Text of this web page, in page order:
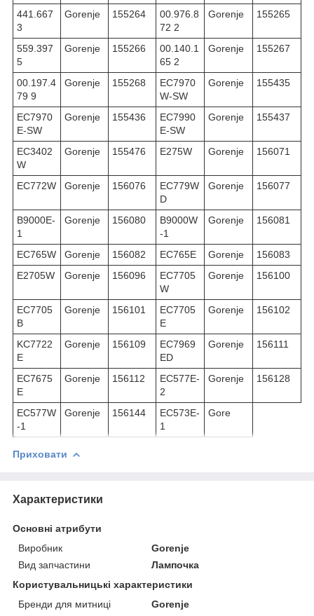
441.667
3
Gorenje 155264
00.976.8
72 2
Gorenje 155265
559.397
5
Gorenje 155266
00.140.1
65 2
Gorenje 155267
00.197.4
79 9
Gorenje 155268
EC7970
W-SW
Gorenje 155435
EC7970
E-SW
Gorenje 155436
EC7990
E-SW
Gorenje 155437
EC3402
W
Gorenje 155476 E275W Gorenje 156071
EC772W Gorenje 156076
EC779W
D
Gorenje 156077
B9000E-
1
Gorenje 156080
B9000W
-1
Gorenje 156081
EC765W Gorenje 156082 EC765E Gorenje
156083
E2705W
Gorenje 156096
EC7705
W
Gorenje 156100
EC7705
B
Gorenje 156101
EC7705
E
Gorenje 156102
KC7722
E
Gorenje 156109
EC7969
ED
Gorenje 156111
EC7675
E
Gorenje 156112
EC577E-
2
Gorenje 156128
EC577W
-1
Gorenje 156144
EC573E-
1
Gore
Приховати
Характеристики
Основні атрибути
Виробник
Gorenje
Вид запчастини
Лампочка
Користувальницькі характеристики
Бренди для митниці
Gorenje